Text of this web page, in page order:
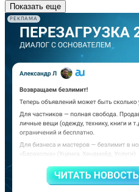
Показать еще
РЕКЛАМА